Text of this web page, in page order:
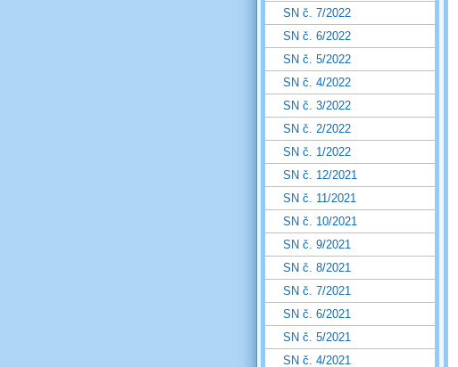
SN č. 7/2022
SN č. 6/2022
SN č. 5/2022
SN č. 4/2022
SN č. 3/2022
SN č. 2/2022
SN č. 1/2022
SN č. 12/2021
SN č. 11/2021
SN č. 10/2021
SN č. 9/2021
SN č. 8/2021
SN č. 7/2021
SN č. 6/2021
SN č. 5/2021
SN č. 4/2021